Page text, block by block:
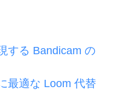
する Bandicam の
最適な Loom 代替